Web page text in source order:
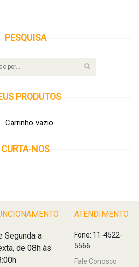
PESQUISA
PRODUTOS
Carrinho vazio
CURTA-NOS
Segunda a
de 08h às
ATENDIMENTO
Fone: 11-4522-
5566
Fale Conosco